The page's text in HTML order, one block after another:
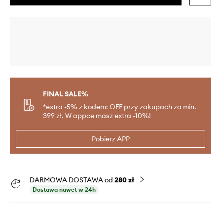
FINAL SALE%
*extra -5% z kodem: OFF przy zakupach za min.
399 zł. W appce masz extra -10%!
Pobierz APP
DARMOWA DOSTAWA od 280 zł
Dostawa nawet w 24h